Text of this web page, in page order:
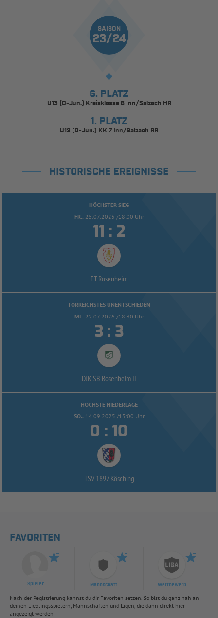
SAISON
23/24
6. PLATZ
U13 (D-Jun.) Kreisklasse 6 Inn/Salzach HR
1. PLATZ
U13 (D-Jun.) KK 7 Inn/Salzach RR
HISTORISCHE EREIGNISSE
HÖCHSTER SIEG
FR.. 25.07.2025 /18:00 Uhr
 : 
FT Rosenheim
TORREICHSTES UNENTSCHIEDEN
MI.. 22.07.2026 /18:30 Uhr
 : 
DJK SB Rosenheim II
HÖCHSTE NIEDERLAGE
SO.. 14.09.2025 /13:00 Uhr
 : 
TSV 1897 Kösching
FAVORITEN
Spieler Mannschaft Wettbewerb
Nach der Registrierung kannst du dir Favoriten setzen. So bist du ganz nah an
deinen Lieblingsspielern, Mannschaften und Ligen, die dann direkt hier
angezeigt werden.